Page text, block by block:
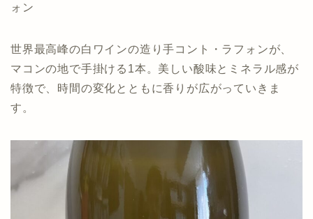
ォン
世界最高峰の白ワインの造り手コント・ラフォンが、
マコンの地で手掛ける1本。美しい酸味とミネラル感が
特徴で、時間の変化とともに香りが広がっていきま
す。